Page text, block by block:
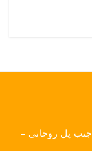
پل روحانی –